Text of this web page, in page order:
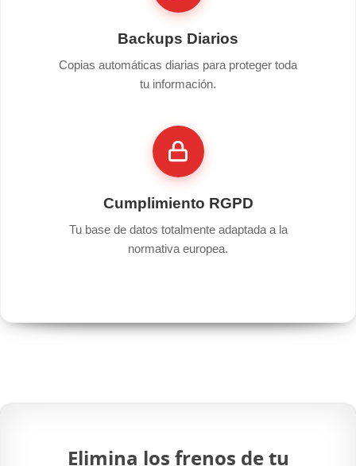
Backups Diarios
Copias automáticas diarias para proteger toda
tu información.
Cumplimiento RGPD
Tu base de datos totalmente adaptada a la
normativa europea.
Elimina los frenos de tu